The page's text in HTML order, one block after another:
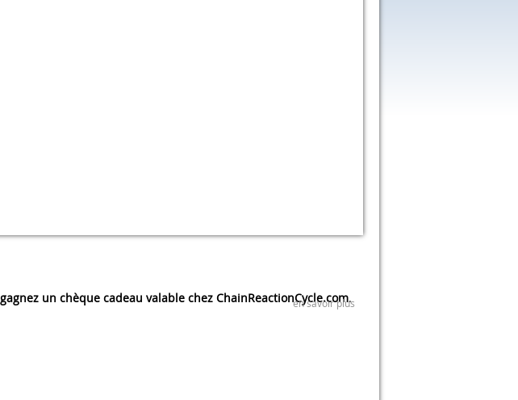
gagnez un chèque cadeau valable chez ChainReactionCycle.com.
en savoir plus